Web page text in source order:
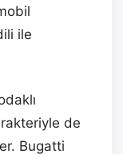
ile
de
Bugatti